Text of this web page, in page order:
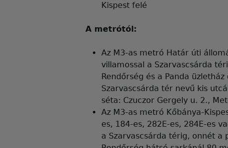
Kispest felé
A metrótól:
Az M3-as metró Határ úti
villamossal a Szarvascsárda
Rendőrség és a Panda
Szarvascsárda tér nevű kis
séta: Czuczor Gergely u. 2.,
Az M3-as metró Kőbánya-
es, 184-es, 282E-es, 284E-es
a Szarvascsárda térig, onnét a